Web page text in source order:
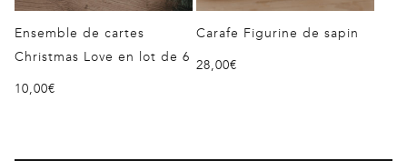
Ensemble de cartes
Christmas Love en lot de 6
Prix
10,00€
Carafe Figurine de sapin
Prix
28,00€